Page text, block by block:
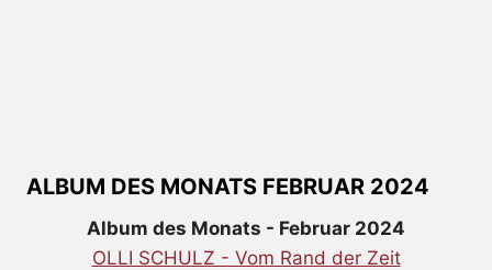
ALBUM DES MONATS FEBRUAR 2024
Album des Monats - Februar 2024
OLLI SCHULZ - Vom Rand der Zeit